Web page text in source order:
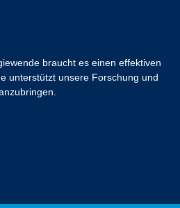
braucht es einen effektiven
unterstützt unsere Forschung und